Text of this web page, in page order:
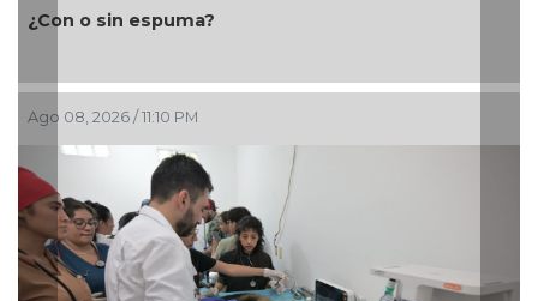
¿Con o sin espuma?
Ago 08, 2026 / 11:10 PM